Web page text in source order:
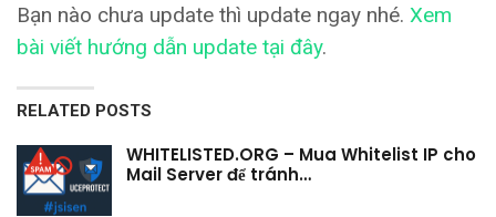
Bạn nào chưa update thì update ngay nhé. Xem
bài viết hướng dẫn update tại đây.
RELATED POSTS
WHITELISTED.ORG – Mua Whitelist IP cho
Mail Server để tránh…